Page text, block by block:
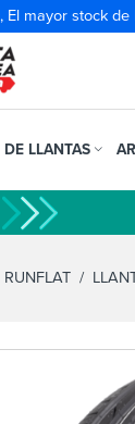
El mayor stock
LLANTAS
RUNFLAT /